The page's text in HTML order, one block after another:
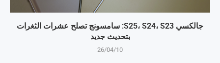
جالكسي S25، S24، S23: سامسونج تصلح عشرات الثغرات
بتحديث جديد
26/04/10